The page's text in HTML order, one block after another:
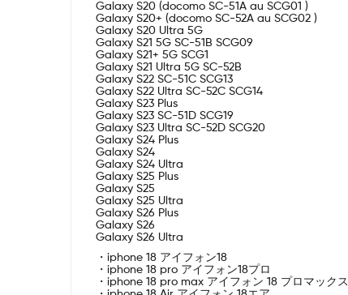
Galaxy S20 (docomo SC-51A au SCG01 )
Galaxy S20+ (docomo SC-52A au SCG02 )
Galaxy S20 Ultra 5G
Galaxy S21 5G SC-51B SCG09
Galaxy S21+ 5G SCG1
Galaxy S21 Ultra 5G SC-52B
Galaxy S22 SC-51C SCG13
Galaxy S22 Ultra SC-52C SCG14
Galaxy S23 Plus
Galaxy S23 SC-51D SCG19
Galaxy S23 Ultra SC-52D SCG20
Galaxy S24 Plus
Galaxy S24
Galaxy S24 Ultra
Galaxy S25 Plus
Galaxy S25
Galaxy S25 Ultra
Galaxy S26 Plus
Galaxy S26
Galaxy S26 Ultra
・iphone 18 アイフォン18
・iphone 18 pro アイフォン18プロ
・iphone 18 pro max アイフォン 18 プロマックス